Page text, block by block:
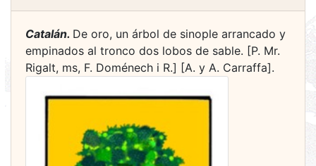
Catalán. De oro, un árbol de sinople arrancado y
empinados al tronco dos lobos de sable. [P. Mr.
Rigalt, ms, F. Doménech i R.] [A. y A. Carraffa].